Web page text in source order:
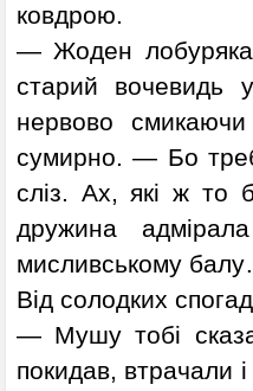
ковдрою.
— Жоден
старий вочевидь
нервово
сумирно. — Бо
сліз. Ах, які ж то
дружина
мисливському
Від солодких
— Мушу тобі
покидав, втрачали